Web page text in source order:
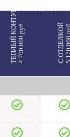
ТЕПЛЫЙ КОНТУР4 700 000 руб. С ОТДЕЛКОЙ5